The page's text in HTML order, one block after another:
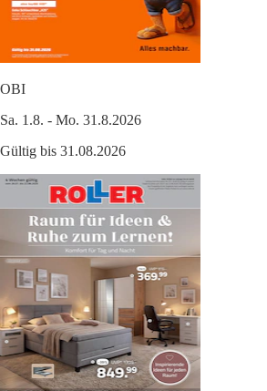
OBI
Sa. 1.8. - Mo. 31.8.2026
Gültig bis 31.08.2026